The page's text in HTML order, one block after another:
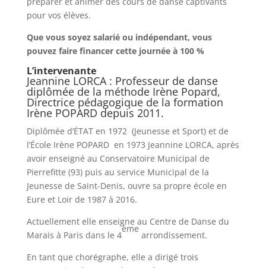
pour vos élèves.
Que vous soyez salarié ou indépendant, vous
pouvez faire financer cette journée à 100 %
L’intervenante
Jeannine LORCA: Professeur de danse
diplômée de la méthode Irène Popard,
Directrice pédagogique de la formation
Irène POPARD depuis 2011.
Diplômée d’ÉTAT en 1972 (Jeunesse et Sport) et de
l’École Irène POPARD en 1973 Jeannine LORCA, après
avoir enseigné au Conservatoire Municipal de
Pierrefitte (93) puis au service Municipal de la
Jeunesse de Saint-Denis, ouvre sa propre école en
Eure et Loir de 1987 à 2016.
Actuellement elle enseigne au Centre de Danse du
Marais à Paris dans le 4
ème
arrondissement.
En tant que chorégraphe, elle a dirigé trois